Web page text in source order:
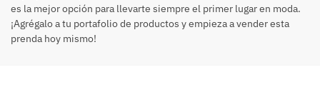
es la mejor opción para llevarte siempre el primer lugar en moda.
¡Agrégalo a tu portafolio de productos y empieza a vender esta
prenda hoy mismo!